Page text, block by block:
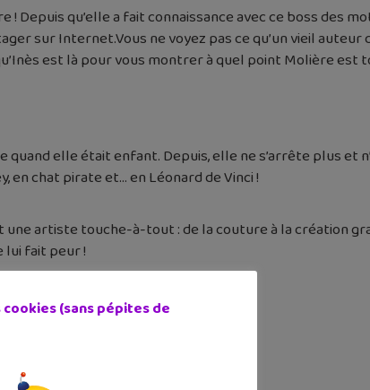
qu’elle a fait connaissance avec ce boss des
sur Internet.Vous ne voyez pas ce qu’un vieil
est là pour vous montrer à quel point Molière est
elle était enfant. Depuis, elle ne s’arrête plus et
en chat pirate et… en Léonard de Vinci !
artiste touche-à-tout : de la couture à la création
lui fait peur !
(sans pépites de